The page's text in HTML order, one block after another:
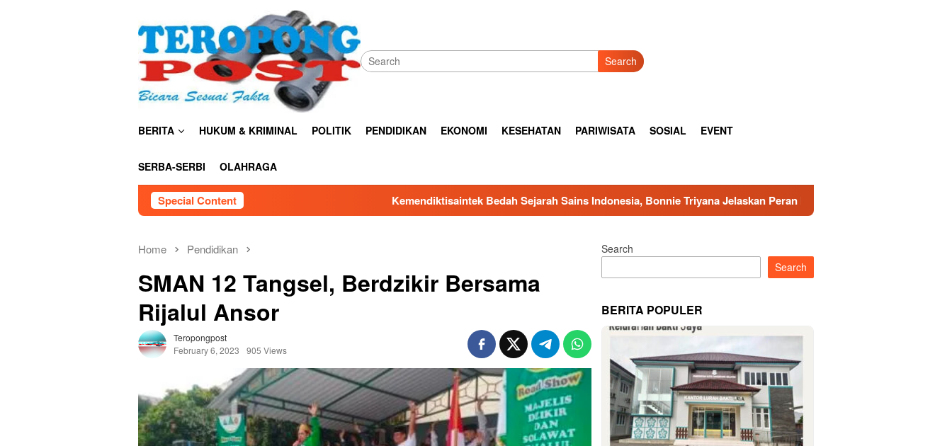
Search
BERITA HUKUM & KRIMINAL POLITIK PENDIDIKAN EKONOMI KESEHATAN PARIWISATA SOSIAL EVENT
SERBA-SERBI OLAHRAGA
Special Content Kemendiktisaintek Bedah Sejarah Sains Indonesia, Bonnie Triyana Jelaskan Peran Indonesia dalam Sains Global
Home Pendidikan
SMAN 12 Tangsel, Berdzikir Bersama
Rijalul Ansor
Teropongpost
February 6, 2023
905 Views
Search
Search
BERITA POPULER